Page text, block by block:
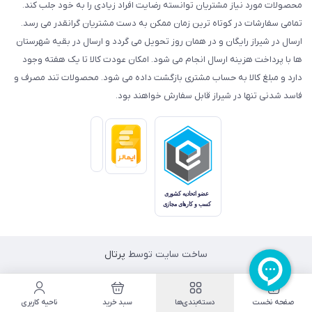
محصولات مورد نیاز مشتریان توانسته رضایت افراد زیادی را به خود جلب کند.
تمامی سفارشات در کوتاه ترین زمان ممکن به دست مشتریان گرانقدر می رسد.
ارسال در شیراز رایگان و در همان روز تحویل می گردد و ارسال در بقیه شهرستان
ها با پرداخت هزینه ارسال انجام می شود. امکان عودت کالا تا یک هفته وجود
دارد و مبلغ کالا به حساب مشتری بازگشت داده می شود. محصولات تند مصرف و
فاسد شدنی تنها در شیراز قابل سفارش خواهند بود.
ساخت سایت توسط پرتال
صفحه نخست دسته‌بندی‌ها سبد خرید ناحیه کاربری